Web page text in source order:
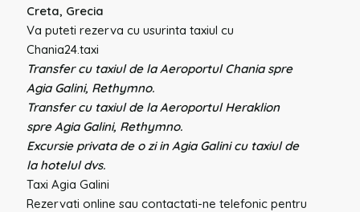
Creta, Grecia
Va puteti rezerva cu usurinta taxiul cu
Chania24.taxi
Transfer cu taxiul de la Aeroportul Chania spre
Agia Galini, Rethymno.
Transfer cu taxiul de la Aeroportul Heraklion
spre Agia Galini, Rethymno.
Excursie privata de o zi in Agia Galini cu taxiul de
la hotelul dvs.
Taxi Agia Galini
Rezervati online sau contactati-ne telefonic pentru